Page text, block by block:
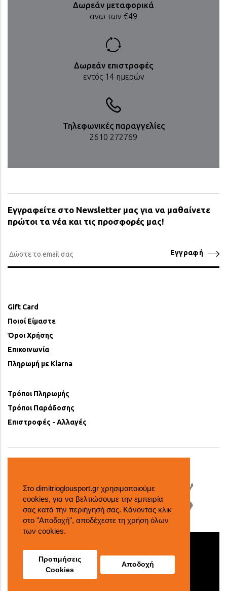
Στο dimitrioglousport.gr χρησιμοποιούμε
cookies, για να βελτιώσουμε την εμπειρία
σας κατά την περιήγησή σας. Κάνοντας κλικ
στο "Αποδοχή", αποδέχεστε τη χρήση όλων
των cookies.
Προτιμήσεις
Cookies
Αποδοχή
Δωρεάν μεταφορικά
ανω των €49
Δωρεάν επιστροφές
εντός 14 ημερών
Τηλεφωνικές παραγγελίες
2610 272769
Εγγραφείτε στο Newsletter μας για να μαθαίνετε
πρώτοι τα νέα και τις προσφορές μας!
Εγγραφή
Gift Card
Ποιοί Είμαστε
Όροι Χρήσης
Επικοινωνία
Πληρωμή με Klarna
Τρόποι Πληρωμής
Τρόποι Παράδοσης
Επιστροφές - Αλλαγές
Αντικαταβολή
Πληρωμή μέσω τραπέζης